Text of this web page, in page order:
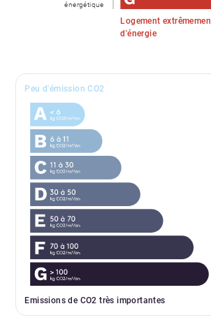
Logement
d'énergie
énergétique
Peu d'émission CO2
Emissions de CO2 très importantes